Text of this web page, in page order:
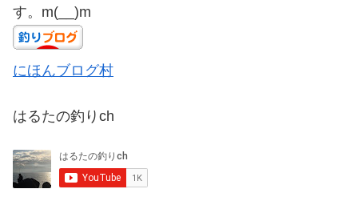
す。m(__)m
にほんブログ村
はるたの釣りch